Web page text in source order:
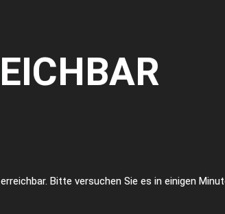
Bitte versuchen Sie es in einigen